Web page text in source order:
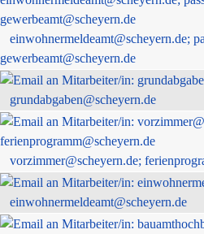
einwohnermeldeamt@scheyern.de;
gewerbeamt@scheyern.de
grundabgaben@scheyern.de
vorzimmer@scheyern.de;
einwohnermeldeamt@scheyern.de